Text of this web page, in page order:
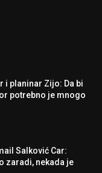
i planinar Zijo: Da bi
potrebno je mnogo
Salković Car:
zaradi, nekada je